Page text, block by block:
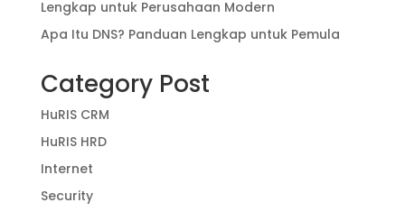
Lengkap untuk Perusahaan Modern
Apa Itu DNS? Panduan Lengkap untuk Pemula
Category Post
HuRIS CRM
HuRIS HRD
Internet
Security